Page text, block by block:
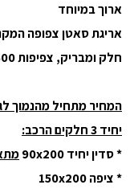
ארוך במיוחד
אריגת סאטן צפופה
חלק ומבריק, צפיפות 500
המחיר מתחיל מהנמוך
יחיד 3 חלקים הרכב:
* סדין יחיד 90x200
* ציפה 150x200